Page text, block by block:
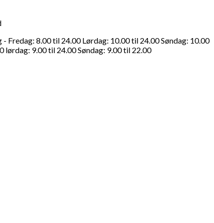
- Fredag: 8.00 til 24.00 Lørdag: 10.00 til 24.00 Søndag: 10.00
lørdag: 9.00 til 24.00 Søndag: 9.00 til 22.00